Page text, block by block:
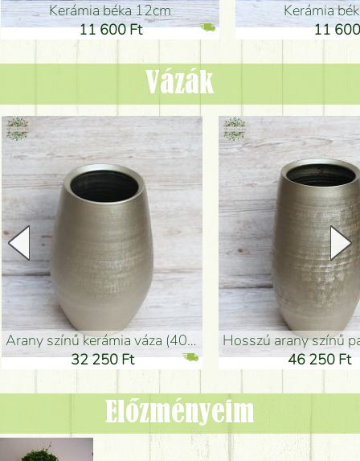
Kerámia béka 12cm
11 600 Ft
Kerámia
11
Vázák
arany színű kerámia váza (40x26cm)
32 250 Ft
hosszú arany színű
46 250 Ft
Előzményeim